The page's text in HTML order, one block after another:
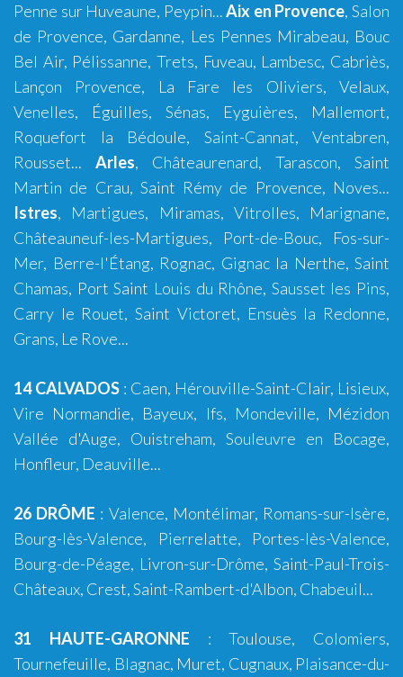
Penne sur Huveaune, Peypin...Aix en Provence,Salon
de Provence, Gardanne, Les Pennes Mirabeau, Bouc
Bel Air, Pélissanne,Trets, Fuveau, Lambesc, Cabriès,
Lançon Provence, La Fare les Oliviers,Velaux,
Venelles, Éguilles, Sénas, Eyguières, Mallemort,
Roquefort la Bédoule, Saint-Cannat, Ventabren,
Rousset... Arles, Châteaurenard, Tarascon, Saint
Martin de Crau, Saint Rémy de Provence, Noves...
Istres, Martigues, Miramas, Vitrolles, Marignane,
Châteauneuf-les-Martigues, Port-de-Bouc, Fos-sur-
Mer, Berre-l'Étang, Rognac, Gignac la Nerthe, Saint
Chamas, Port Saint Louis du Rhône, Sausset les Pins,
Carry le Rouet,Saint Victoret, Ensuès la Redonne,
Grans, Le Rove...
14 CALVADOS : Caen, Hérouville-Saint-Clair, Lisieux,
Vire Normandie, Bayeux, Ifs, Mondeville, Mézidon
Vallée d'Auge, Ouistreham, Souleuvre en Bocage,
Honfleur, Deauville...
26 DRÔME : Valence, Montélimar, Romans-sur-Isère,
Bourg-lès-Valence, Pierrelatte, Portes-lès-Valence,
Bourg-de-Péage, Livron-sur-Drôme, Saint-Paul-Trois-
Châteaux, Crest,Saint-Rambert-d'Albon, Chabeuil...
31 HAUTE-GARONNE :Toulouse, Colomiers,
Tournefeuille, Blagnac, Muret, Cugnaux, Plaisance-du-